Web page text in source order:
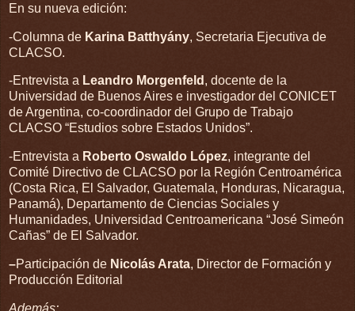
En su nueva edición:
-Columna de Karina Batthyány, Secretaria Ejecutiva de
CLACSO.
-Entrevista a Leandro Morgenfeld , docente de la
Universidad de Buenos Aires e investigador del CONICET
de Argentina, co-coordinador del Grupo de Trabajo
CLACSO “Estudios sobre Estados Unidos”.
-Entrevista a Roberto Oswaldo López, integrante del
Comité Directivo de CLACSO por la Región Centroamérica
(Costa Rica, El Salvador, Guatemala, Honduras, Nicaragua,
Panamá), Departamento de Ciencias Sociales y
Humanidades, Universidad Centroamericana “José Simeón
Cañas” de El Salvador.
–Participación de Nicolás Arata, Director de Formación y
Producción Editorial
Además: